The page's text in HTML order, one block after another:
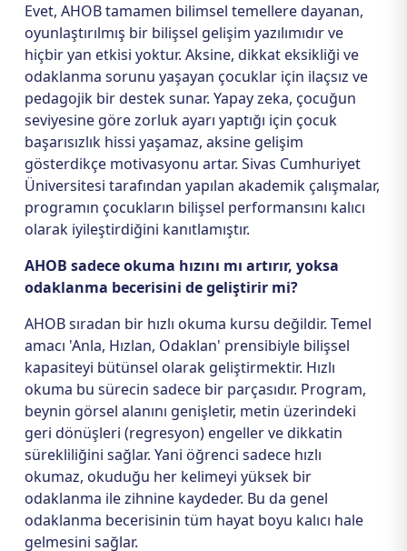
Evet, AHOB tamamen bilimsel temellere dayanan,
oyunlaştırılmış bir bilişsel gelişim yazılımıdır ve
hiçbir yan etkisi yoktur. Aksine, dikkat eksikliği ve
odaklanma sorunu yaşayan çocuklar için ilaçsız ve
pedagojik bir destek sunar. Yapay zeka, çocuğun
seviyesine göre zorluk ayarı yaptığı için çocuk
başarısızlık hissi yaşamaz, aksine gelişim
gösterdikçe motivasyonu artar. Sivas Cumhuriyet
Üniversitesi tarafından yapılan akademik çalışmalar,
programın çocukların bilişsel performansını kalıcı
olarak iyileştirdiğini kanıtlamıştır.
AHOB sadece okuma hızını mı artırır, yoksa
odaklanma becerisini de geliştirir mi?
AHOB sıradan bir hızlı okuma kursu değildir. Temel
amacı 'Anla, Hızlan, Odaklan' prensibiyle bilişsel
kapasiteyi bütünsel olarak geliştirmektir. Hızlı
okuma bu sürecin sadece bir parçasıdır. Program,
beynin görsel alanını genişletir, metin üzerindeki
geri dönüşleri (regresyon) engeller ve dikkatin
sürekliliğini sağlar. Yani öğrenci sadece hızlı
okumaz, okuduğu her kelimeyi yüksek bir
odaklanma ile zihnine kaydeder. Bu da genel
odaklanma becerisinin tüm hayat boyu kalıcı hale
gelmesini sağlar.